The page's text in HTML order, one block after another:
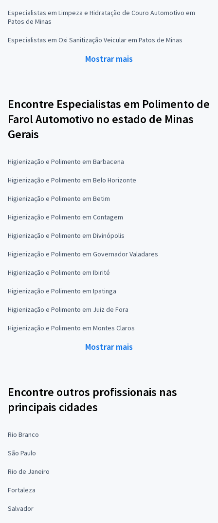
Especialistas em Limpeza e Hidratação de Couro Automotivo em
Patos de Minas
Especialistas em Oxi Sanitização Veicular em Patos de Minas
Mostrar mais
Encontre Especialistas em Polimento de
Farol Automotivo no estado de Minas
Gerais
Higienização e Polimento em Barbacena
Higienização e Polimento em Belo Horizonte
Higienização e Polimento em Betim
Higienização e Polimento em Contagem
Higienização e Polimento em Divinópolis
Higienização e Polimento em Governador Valadares
Higienização e Polimento em Ibirité
Higienização e Polimento em Ipatinga
Higienização e Polimento em Juiz de Fora
Higienização e Polimento em Montes Claros
Mostrar mais
Encontre outros profissionais nas
principais cidades
Rio Branco
São Paulo
Rio de Janeiro
Fortaleza
Salvador